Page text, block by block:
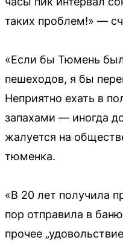
таких проблем!» —
«Если бы Тюмень
пешеходов, я бы
Неприятно ехать в
запахами — иногда
жалуется на
тюменка.
«В 20 лет получила
пор отправила в
прочее